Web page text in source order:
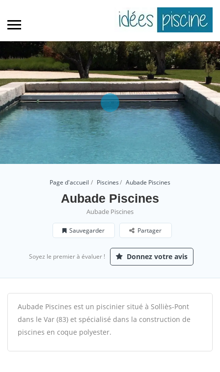
Page d'accueil Piscines Aubade Piscines
Aubade Piscines
Aubade Piscines
Sauvegarder Partager
Soyez le premier à évaluer ! Donnez votre avis
Aubade Piscines est un piscinier situé à Solliès-Pont
dans le Var (83) et spécialisé dans la construction de
piscines en coque polyester.